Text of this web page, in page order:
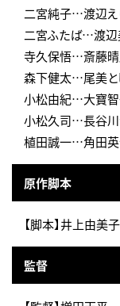
二宮純子…渡辺え
二宮ふたば…渡
寺久保悟…斎藤
森下健太…尾美と
小松由紀…大寶
小松久司…長谷
植田誠一…角田
原作脚本
【脚本】井上由美子
監督